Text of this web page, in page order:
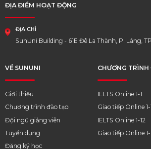
VỀ SUNUNI
Giới thiệu
Chương trình đào tạo
Đội ngũ giảng viên
Tuyển dụng
Đăng ký học
ĐỊA ĐIỂM HOẠT ĐỘNG
ĐỊA CHỈ
SunUni Building - 61E Đê La Thành, P. Láng,
CHƯƠNG
IELTS Online 1-1
Giao tiếp Online 1-
IELTS Online 1-12
Giao tiếp Online 1-